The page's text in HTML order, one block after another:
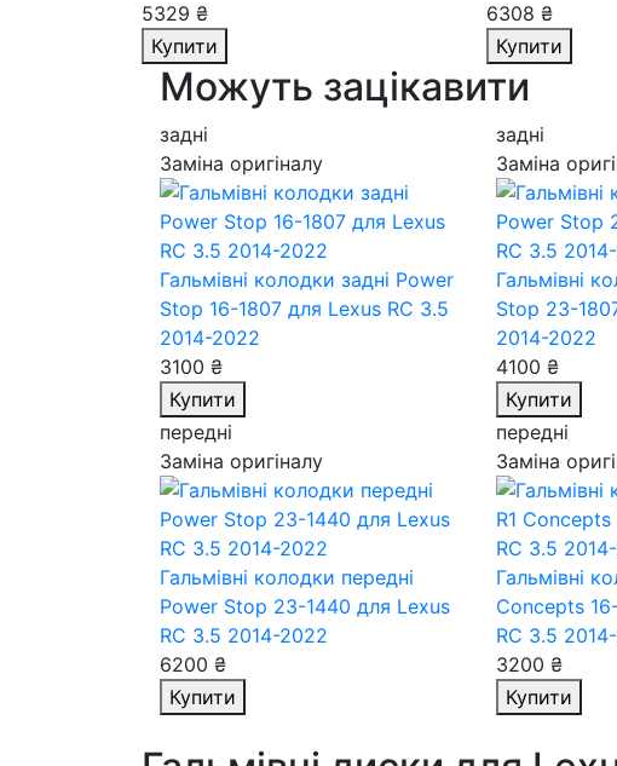
5329 ₴
Купити
6308 ₴
Купити
Можуть зацікавити
задні
Заміна оригіналу
Гальмівні колодки задні Power
Stop 16-1807 для Lexus RC 3.5
2014-2022
3100 ₴
Купити
задні
Заміна
Гальмівні
Stop 23-
2014-2022
4100 ₴
Купити
передні
Заміна оригіналу
Гальмівні колодки передні
Power Stop 23-1440 для Lexus
RC 3.5 2014-2022
6200 ₴
Купити
передні
Заміна
Гальмівні
Concepts
RC 3.5
3200 ₴
Купити